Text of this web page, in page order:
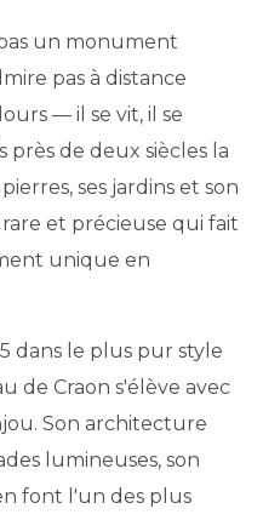
un monument
pas à distance
— il se vit, il se
près de deux siècles la
ses jardins et son
et précieuse qui fait
unique en
dans le plus pur style
de Craon s'élève avec
Son architecture
lumineuses, son
font l'un des plus